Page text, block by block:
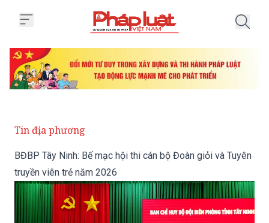
Tin địa phương
BĐBP Tây Ninh: Bế mạc hội thi cán bộ Đoàn giỏi và Tuyên
truyền viên trẻ năm 2026